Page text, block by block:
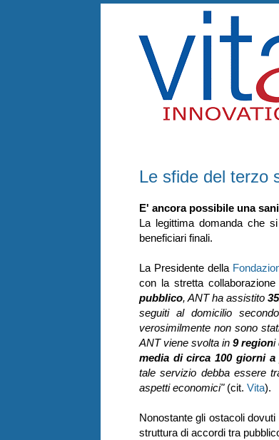
Le sfide del terzo
E' ancora possibile una
La legittima domanda che
beneficiari finali.
La Presidente della
con la stretta
pubblico, ANT ha assistito
seguiti al domicilio
verosimilmente non sono
ANT viene svolta in9 regioni
media di circa 100 giorni a
tale servizio debba essere
aspetti economici"(cit. Vita).
Nonostante gli ostacoli
struttura di accordi tra